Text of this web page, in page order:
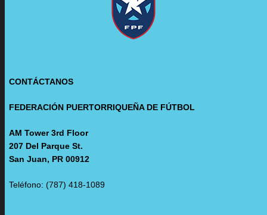
CONTÁCTANOS
FEDERACIÓN PUERTORRIQUEÑA DE FÚTBOL
AM Tower 3rd Floor
207 Del Parque St.
San Juan, PR 00912
Teléfono: (787) 418-1089